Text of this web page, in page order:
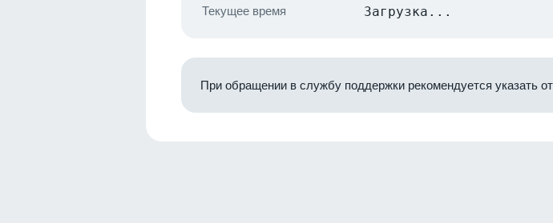
Текущее время Загрузка...
При обращении в службу поддержки рекомендуется указать